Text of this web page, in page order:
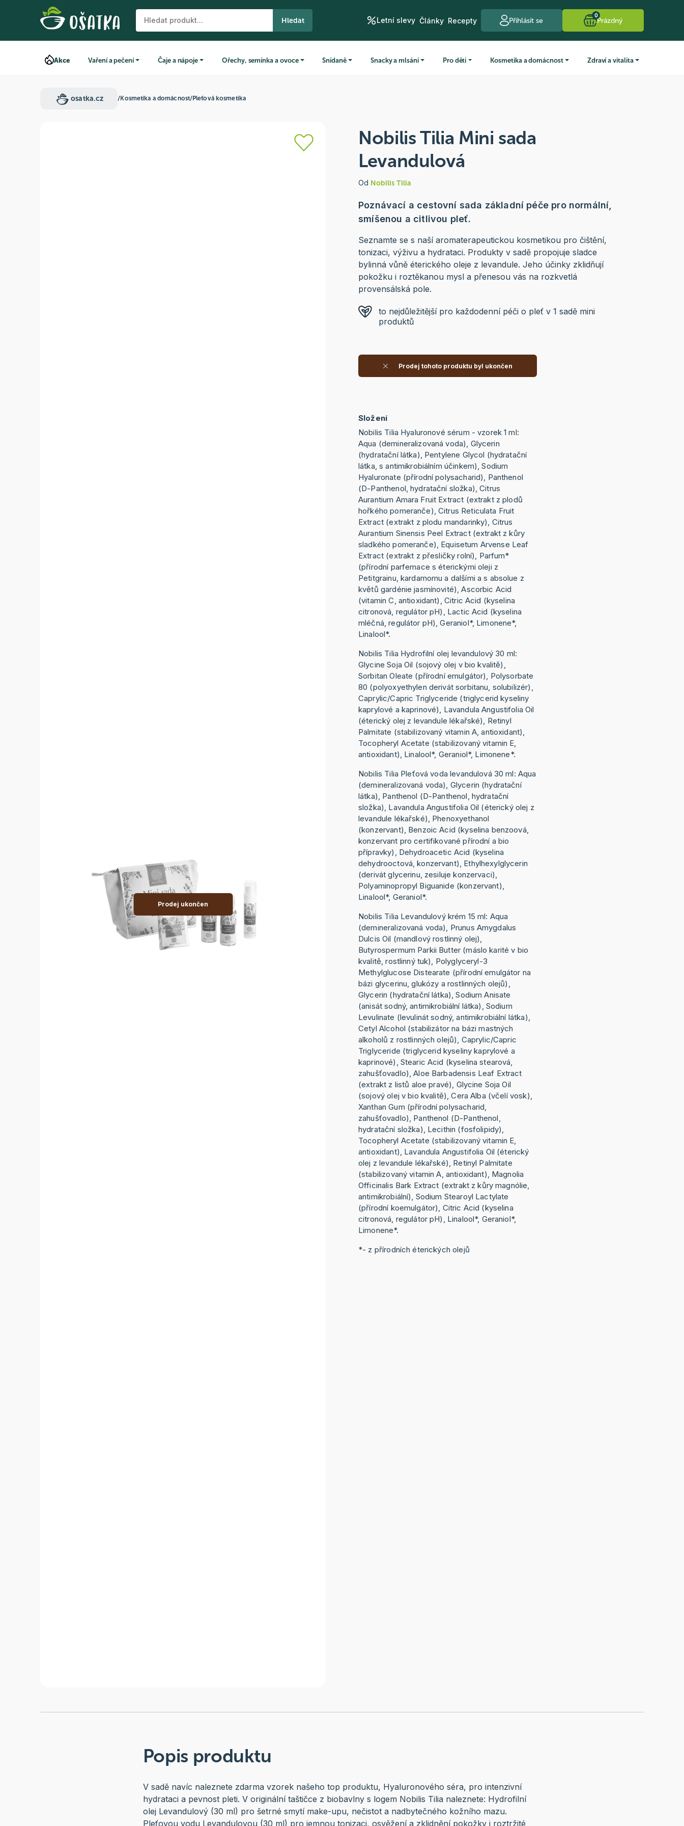
Hledat Letní slevy Články Recepty Přihlásit se
0
Prázdný
Akce Vaření a pečení Čaje a nápoje Ořechy, semínka a ovoce Snídaně Snacky a mlsání Pro děti Kosmetika a domácnost Zdraví a vitalita
osatka.cz /Kosmetika a domácnost/Pleťová kosmetika
Prodej ukončen
Nobilis Tilia Mini sada
Levandulová
Od Nobilis Tilia
Poznávací a cestovní sada základní péče pro normální,
smíšenou a citlivou pleť.
Seznamte se s naší aromaterapeutickou kosmetikou pro čištění,
tonizaci, výživu a hydrataci. Produkty v sadě propojuje sladce
bylinná vůně éterického oleje z levandule. Jeho účinky zklidňují
pokožku i roztěkanou mysl a přenesou vás na rozkvetlá
provensálská pole.
to nejdůležitější pro každodenní péči o pleť v 1 sadě mini
produktů
Prodej tohoto produktu byl ukončen
Složení
Nobilis Tilia Hyaluronové sérum - vzorek 1 ml:
Aqua (demineralizovaná voda), Glycerin
(hydratační látka), Pentylene Glycol (hydratační
látka, s antimikrobiálním účinkem), Sodium
Hyaluronate (přírodní polysacharid), Panthenol
(D-Panthenol, hydratační složka), Citrus
Aurantium Amara Fruit Extract (extrakt z plodů
hořkého pomeranče), Citrus Reticulata Fruit
Extract (extrakt z plodu mandarinky), Citrus
Aurantium Sinensis Peel Extract (extrakt z kůry
sladkého pomeranče), Equisetum Arvense Leaf
Extract (extrakt z přesličky rolní), Parfum*
(přírodní parfemace s éterickými oleji z
Petitgrainu, kardamomu a dalšími a s absolue z
květů gardénie jasmínovité), Ascorbic Acid
(vitamin C, antioxidant), Citric Acid (kyselina
citronová, regulátor pH), Lactic Acid (kyselina
mléčná, regulátor pH), Geraniol*, Limonene*,
Linalool*.
Nobilis Tilia Hydrofilní olej levandulový 30 ml:
Glycine Soja Oil (sojový olej v bio kvalitě),
Sorbitan Oleate (přírodní emulgátor), Polysorbate
80 (polyoxyethylen derivát sorbitanu, solubilizér),
Caprylic/Capric Triglyceride (triglycerid kyseliny
kaprylové a kaprinové), Lavandula Angustifolia Oil
(éterický olej z levandule lékařské), Retinyl
Palmitate (stabilizovaný vitamin A, antioxidant),
Tocopheryl Acetate (stabilizovaný vitamin E,
antioxidant), Linalool*, Geraniol*, Limonene*.
Nobilis Tilia Pleťová voda levandulová 30 ml: Aqua
(demineralizovaná voda), Glycerin (hydratační
látka), Panthenol (D-Panthenol, hydratační
složka), Lavandula Angustifolia Oil (éterický olej z
levandule lékařské), Phenoxyethanol
(konzervant), Benzoic Acid (kyselina benzoová,
konzervant pro certifikované přírodní a bio
přípravky), Dehydroacetic Acid (kyselina
dehydrooctová, konzervant), Ethylhexylglycerin
(derivát glycerinu, zesiluje konzervaci),
Polyaminopropyl Biguanide (konzervant),
Linalool*, Geraniol*.
Nobilis Tilia Levandulový krém 15 ml: Aqua
(demineralizovaná voda), Prunus Amygdalus
Dulcis Oil (mandlový rostlinný olej),
Butyrospermum Parkii Butter (máslo karité v bio
kvalitě, rostlinný tuk), Polyglyceryl-3
Methylglucose Distearate (přírodní emulgátor na
bázi glycerinu, glukózy a rostlinných olejů),
Glycerin (hydratační látka), Sodium Anisate
(anisát sodný, antimikrobiální látka), Sodium
Levulinate (levulinát sodný, antimikrobiální látka),
Cetyl Alcohol (stabilizátor na bázi mastných
alkoholů z rostlinných olejů), Caprylic/Capric
Triglyceride (triglycerid kyseliny kaprylové a
kaprinové), Stearic Acid (kyselina stearová,
zahušťovadlo), Aloe Barbadensis Leaf Extract
(extrakt z listů aloe pravé), Glycine Soja Oil
(sojový olej v bio kvalitě), Cera Alba (včelí vosk),
Xanthan Gum (přírodní polysacharid,
zahušťovadlo), Panthenol (D-Panthenol,
hydratační složka), Lecithin (fosfolipidy),
Tocopheryl Acetate (stabilizovaný vitamin E,
antioxidant), Lavandula Angustifolia Oil (éterický
olej z levandule lékařské), Retinyl Palmitate
(stabilizovaný vitamin A, antioxidant), Magnolia
Officinalis Bark Extract (extrakt z kůry magnólie,
antimikrobiální), Sodium Stearoyl Lactylate
(přírodní koemulgátor), Citric Acid (kyselina
citronová, regulátor pH), Linalool*, Geraniol*,
Limonene*.
*- z přírodních éterických olejů
Popis produktu
V sadě navíc naleznete zdarma vzorek našeho top produktu, Hyaluronového séra, pro intenzivní
hydrataci a pevnost pleti. V originální taštičce z biobavlny s logem Nobilis Tilia naleznete: Hydrofilní
olej Levandulový (30 ml) pro šetrné smytí make-upu, nečistot a nadbytečného kožního mazu.
Pleťovou vodu Levandulovou (30 ml) pro jemnou tonizaci, osvěžení a zklidnění pokožky i roztržité